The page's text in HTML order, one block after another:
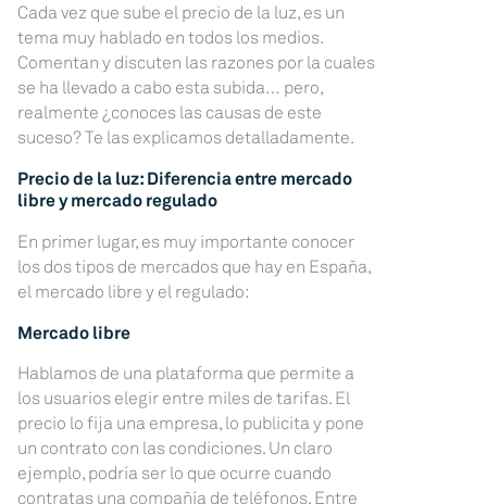
Cada vez que sube el precio de la luz, es un
tema muy hablado en todos los medios.
Comentan y discuten las razones por la cuales
se ha llevado a cabo esta subida… pero,
realmente ¿conoces las causas de este
suceso? Te las explicamos detalladamente.
Precio de la luz: Diferencia entre mercado
libre y mercado regulado
En primer lugar, es muy importante conocer
los dos tipos de mercados que hay en España,
el mercado libre y el regulado:
Mercado libre
Hablamos de una plataforma que permite a
los usuarios elegir entre miles de tarifas. El
precio lo fija una empresa, lo publicita y pone
un contrato con las condiciones. Un claro
ejemplo, podría ser lo que ocurre cuando
contratas una compañía de teléfonos. Entre